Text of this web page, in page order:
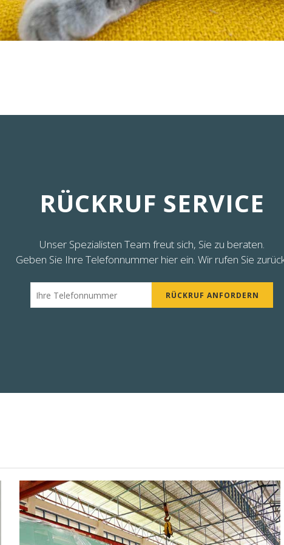
RÜCKRUF SERVICE
Unser Spezialisten Team freut sich, Sie zu beraten.
Geben Sie Ihre Telefonnummer hier ein. Wir rufen Sie
RÜCKRUF ANFORDERN